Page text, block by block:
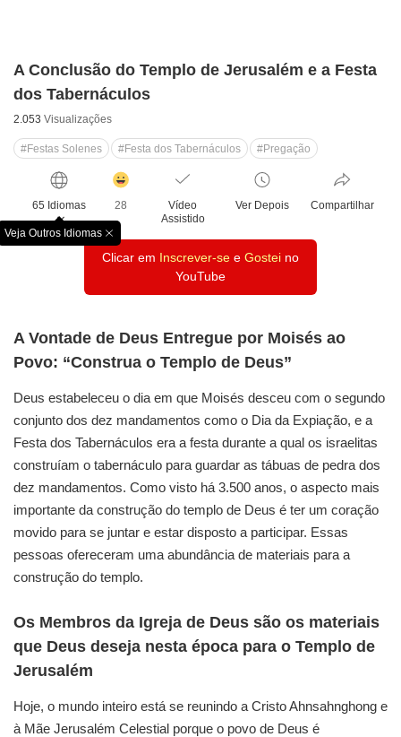
A Conclusão do Templo de Jerusalém e a Festa
dos Tabernáculos
2.053 Visualizações
#Festas Solenes #Festa dos Tabernáculos #Pregação
65 Idiomas
Veja Outros Idiomas
창
닫
수
28
Vídeo
Assistido
Ver Depois Compartilhar
Clicar em Inscrever-se e Gostei no
YouTube
A Vontade de Deus Entregue por Moisés ao
Povo: “Construa o Templo de Deus”
Deus estabeleceu o dia em que Moisés desceu com o segundo
conjunto dos dez mandamentos como o Dia da Expiação, e a
Festa dos Tabernáculos era a festa durante a qual os israelitas
construíam o tabernáculo para guardar as tábuas de pedra dos
dez mandamentos. Como visto há 3.500 anos, o aspecto mais
importante da construção do templo de Deus é ter um coração
movido para se juntar e estar disposto a participar. Essas
pessoas ofereceram uma abundância de materiais para a
construção do templo.
Os Membros da Igreja de Deus são os materiais
que Deus deseja nesta época para o Templo de
Jerusalém
Hoje, o mundo inteiro está se reunindo a Cristo Ahnsahnghong e
à Mãe Jerusalém Celestial porque o povo de Deus é